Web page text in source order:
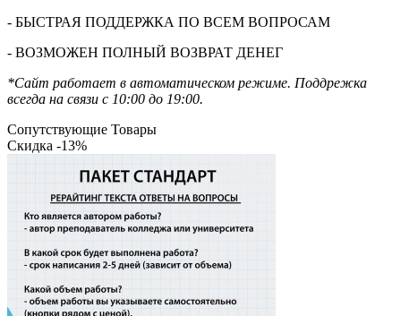
- БЫСТРАЯ ПОДДЕРЖКА ПО ВСЕМ ВОПРОСАМ
- ВОЗМОЖЕН ПОЛНЫЙ ВОЗВРАТ ДЕНЕГ
*Сайт работает в автоматическом режиме. Поддрежка
всегда на связи с 10:00 до 19:00.
Сопутствующие Товары
Скидка -13%